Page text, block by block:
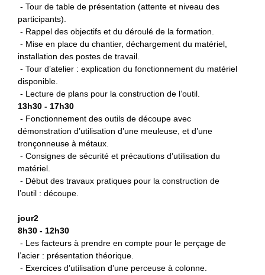
- Tour de table de présentation (attente et niveau des
participants).
- Rappel des objectifs et du déroulé de la formation.
- Mise en place du chantier, déchargement du matériel,
installation des postes de travail.
- Tour d’atelier : explication du fonctionnement du matériel
disponible.
- Lecture de plans pour la construction de l’outil.
13h30 - 17h30
- Fonctionnement des outils de découpe avec
démonstration d’utilisation d’une meuleuse, et d’une
tronçonneuse à métaux.
- Consignes de sécurité et précautions d’utilisation du
matériel.
- Début des travaux pratiques pour la construction de
l’outil : découpe.
jour2
8h30 - 12h30
- Les facteurs à prendre en compte pour le perçage de
l’acier : présentation théorique.
- Exercices d’utilisation d’une perceuse à colonne.